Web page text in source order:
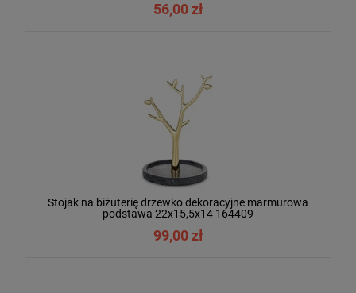
56,00 zł
Stojak na biżuterię drzewko dekoracyjne marmurowa
podstawa 22x15,5x14 164409
99,00 zł